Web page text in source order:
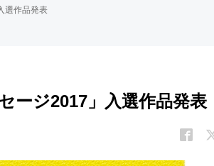
選作品発表
ージ2017」入選作品発表